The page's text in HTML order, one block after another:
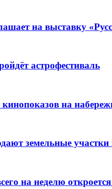
на выставку
астрофестиваль
на
земельные
на неделю